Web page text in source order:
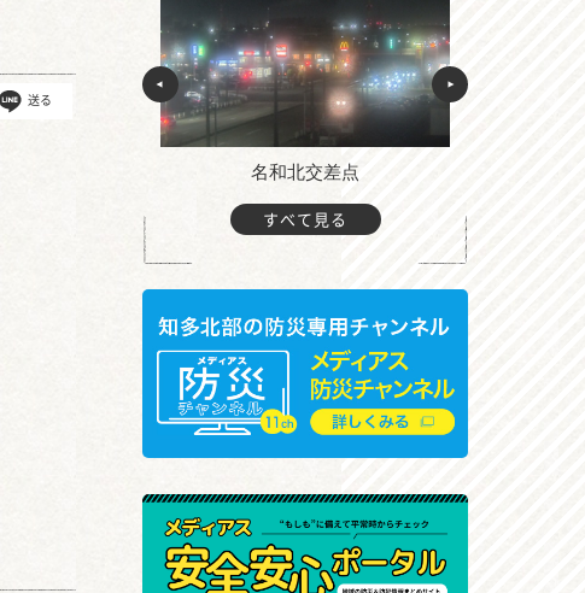
送る
名和北交差点
すべて見る